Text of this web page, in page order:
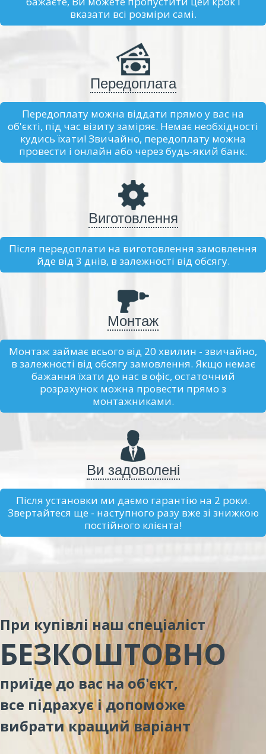
вказати всі розміри самі.
Передоплата
Передоплату можна віддати прямо у вас на
об'єкті, під час візиту заміряє. Немає необхідності
кудись їхати! Звичайно, передоплату можна
провести і онлайн або через будь-який банк.
Виготовлення
Після передоплати на виготовлення замовлення
йде від 3 днів, в залежності від обсягу.
Монтаж
Монтаж займає всього від 20 хвилин - звичайно,
в залежності від обсягу замовлення. Якщо немає
бажання їхати до нас в офіс, остаточний
розрахунок можна провести прямо з
монтажниками.
Ви задоволені
Після установки ми даємо гарантію на 2 роки.
Звертайтеся ще - наступного разу вже зі знижкою
постійного клієнта!
При купівлі наш спеціаліст
БЕЗКОШТОВНО
приїде до вас на об'єкт,
все підрахує і допоможе
вибрати кращий варіант